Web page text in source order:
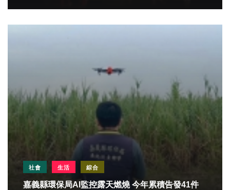
社會 生活 綜合
嘉義縣環保局AI監控露天燃燒 今年累積告發41件